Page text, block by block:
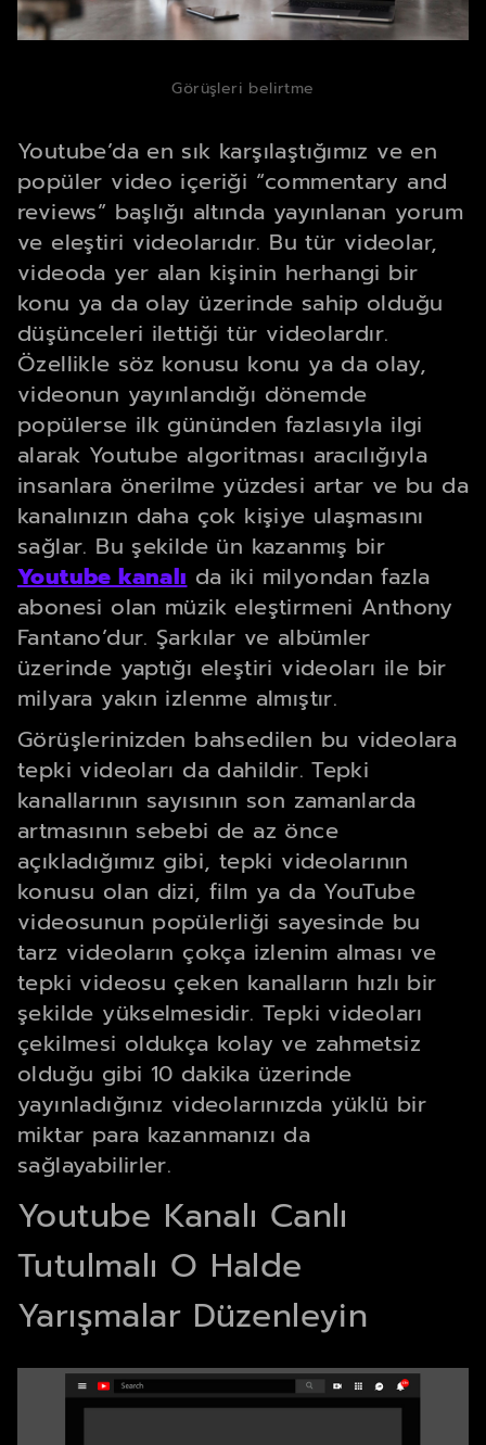
Görüşleri belirtme
Youtube’da en sık karşılaştığımız ve en
popüler video içeriği “commentary and
reviews” başlığı altında yayınlanan yorum
ve eleştiri videolarıdır. Bu tür videolar,
videoda yer alan kişinin herhangi bir
konu ya da olay üzerinde sahip olduğu
düşünceleri ilettiği tür videolardır.
Özellikle söz konusu konu ya da olay,
videonun yayınlandığı dönemde
popülerse ilk gününden fazlasıyla ilgi
alarak Youtube algoritması aracılığıyla
insanlara önerilme yüzdesi artar ve bu da
kanalınızın daha çok kişiye ulaşmasını
sağlar. Bu şekilde ün kazanmış bir
Youtube kanalı da iki milyondan fazla
abonesi olan müzik eleştirmeni Anthony
Fantano’dur. Şarkılar ve albümler
üzerinde yaptığı eleştiri videoları ile bir
milyara yakın izlenme almıştır.
Görüşlerinizden bahsedilen bu videolara
tepki videoları da dahildir. Tepki
kanallarının sayısının son zamanlarda
artmasının sebebi de az önce
açıkladığımız gibi, tepki videolarının
konusu olan dizi, film ya da YouTube
videosunun popülerliği sayesinde bu
tarz videoların çokça izlenim alması ve
tepki videosu çeken kanalların hızlı bir
şekilde yükselmesidir. Tepki videoları
çekilmesi oldukça kolay ve zahmetsiz
olduğu gibi 10 dakika üzerinde
yayınladığınız videolarınızda yüklü bir
miktar para kazanmanızı da
sağlayabilirler.
Youtube Kanalı Canlı
Tutulmalı O Halde
Yarışmalar Düzenleyin